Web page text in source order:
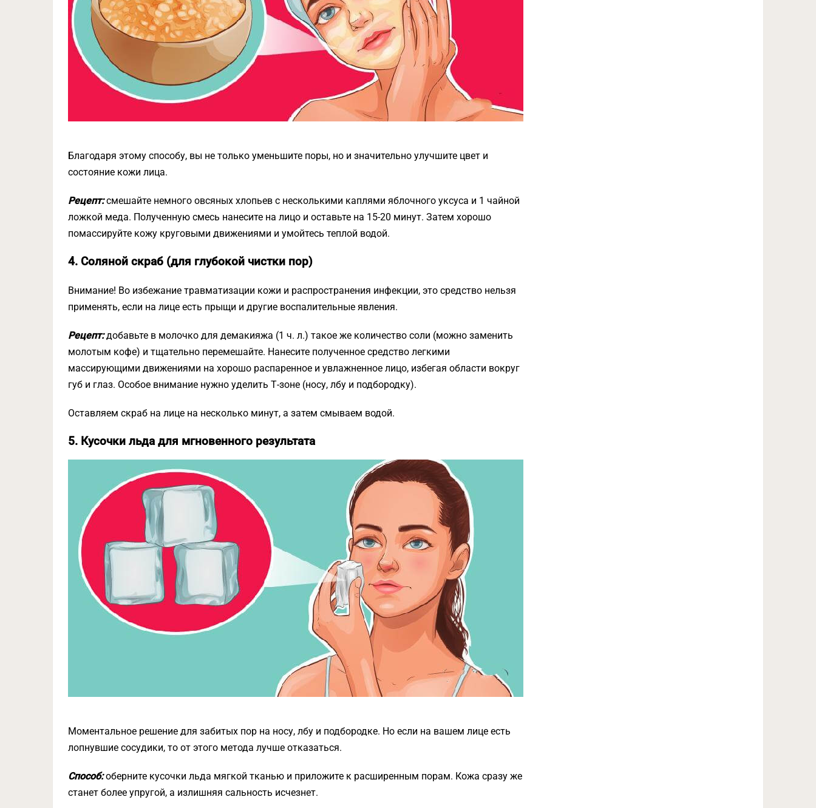
Благодаря этому способу, вы не только уменьшите поры, но и значительно улучшите цвет и
состояние кожи лица.
Рецепт:смешайте немного овсяных хлопьев с несколькими каплями яблочного уксуса и 1 чайной
ложкой меда. Полученную смесь нанесите на лицо и оставьте на 15-20 минут. Затем хорошо
помассируйте кожу круговыми движениями и умойтесь теплой водой.
4. Соляной скраб (для глубокой чистки пор)
Внимание! Во избежание травматизации кожи и распространения инфекции, это средство нельзя
применять, если на лице есть прыщи и другие воспалительные явления.
Рецепт: добавьте в молочко для демакияжа (1 ч. л.) такое же количество соли (можно заменить
молотым кофе) и тщательно перемешайте. Нанесите полученное средство легкими
массирующими движениями на хорошо распаренное и увлажненное лицо, избегая области вокруг
губ и глаз. Особое внимание нужно уделить Т-зоне (носу, лбу и подбородку).
Оставляем скраб на лице на несколько минут, а затем смываем водой.
5. Кусочки льда для мгновенного результата
Моментальное решение для забитых пор на носу, лбу и подбородке. Но если на вашем лице есть
лопнувшие сосудики, то от этого метода лучше отказаться.
Способ: оберните кусочки льда мягкой тканью и приложите к расширенным порам. Кожа сразу же
станет более упругой, а излишняя сальность исчезнет.